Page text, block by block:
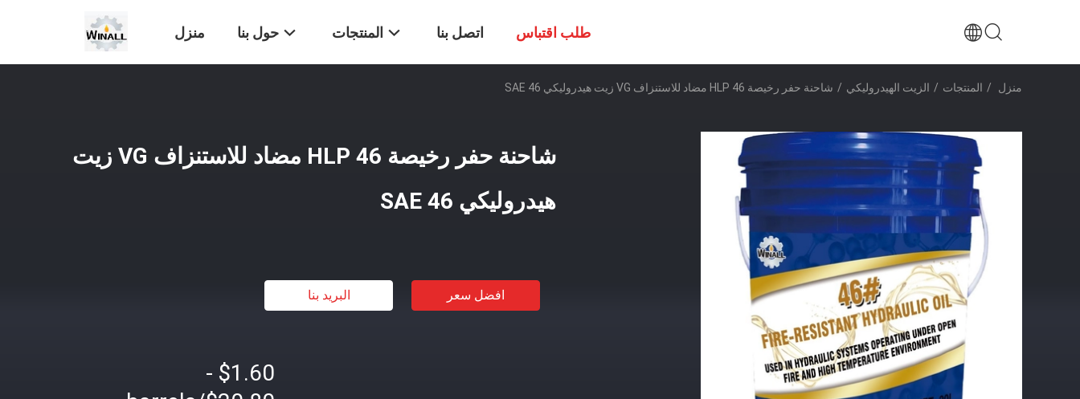
منزل حول بنا المنتجات اتصل بنا طلب اقتباس
منزل / المنتجات / الزيت الهيدروليكي / شاحنة حفر رخيصة HLP 46 مضاد للاستنزاف VG زيت هيدروليكي SAE 46
شاحنة حفر رخيصة HLP 46 مضاد للاستنزاف VG زيت
هيدروليكي SAE 46
افضل سعر البريد بنا
$1.60 -